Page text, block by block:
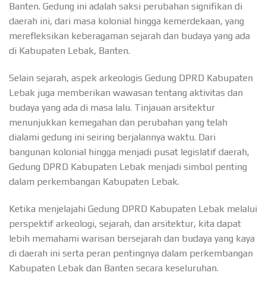
Banten. Gedung ini adalah saksi perubahan signifikan di
daerah ini, dari masa kolonial hingga kemerdekaan, yang
merefleksikan keberagaman sejarah dan budaya yang ada
di Kabupaten Lebak, Banten.
Selain sejarah, aspek arkeologis Gedung DPRD Kabupaten
Lebak juga memberikan wawasan tentang aktivitas dan
budaya yang ada di masa lalu. Tinjauan arsitektur
menunjukkan kemegahan dan perubahan yang telah
dialami gedung ini seiring berjalannya waktu. Dari
bangunan kolonial hingga menjadi pusat legislatif daerah,
Gedung DPRD Kabupaten Lebak menjadi simbol penting
dalam perkembangan Kabupaten Lebak.
Ketika menjelajahi Gedung DPRD Kabupaten Lebak melalui
perspektif arkeologi, sejarah, dan arsitektur, kita dapat
lebih memahami warisan bersejarah dan budaya yang kaya
di daerah ini serta peran pentingnya dalam perkembangan
Kabupaten Lebak dan Banten secara keseluruhan.